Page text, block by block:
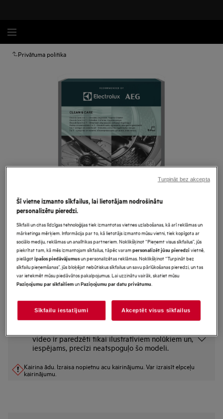
Privātuma politika
M2GCP601
„Clean&Care“ atkaļķotājs un
attaukošanas līdzeklis
Priekšrocības
Clean & Care 3 in 1 nodrošina efektīvu ierīču atkaļķošanu.
video ir paredzēti tikai ilustratīviem nolūkiem un,
iespējams, precīzi neatspoguļo šo modeli.
Kairina ādu. Izraisa nopietnu acu kairinājumu. Var izraisīt elpceļu
kairinājumu.
Šī vietne izmanto sīkfailus, lai lietotājam nodrošinātu
personalizētu pieredzi.
Sīkfaili un citas līdzīgas tehnoloģijas tiek izmantotas vietnes uzlabošanas, kā arī reklāmas un
mārketinga mērķiem. Informācija par to, kā lietotājs izmanto mūsu vietni, tiek kopīgota ar
sociālo mediju, reklāmas un analītikas partneriem. Noklikšķinot “Pieņemt visus sīkfailus”, jūs
piekrītat tam, kā mēs izmantojam sīkfailus, tāpēc varampersonalizēt jūsu pieredzivietnē,
pielāgotīpašos piedāvājumusun personalizētas reklāmas. Noklikšķinot “Turpināt bez
sīkfailu pieņemšanas”, jūs bloķējat nebūtiskus sīkfailus un savu pārlūkošanas pieredzi, un tas
var ietekmēt mūsu piedāvātos pakalpojumus. Lai uzzinātu vairāk, skatiet mūsu
Paziņojumu par sīkfailiemunPaziņojumu par datu privātumu.
Sīkfailu iestatījumi Akceptēt visus sīkfailus
Turpināt bez akcepta